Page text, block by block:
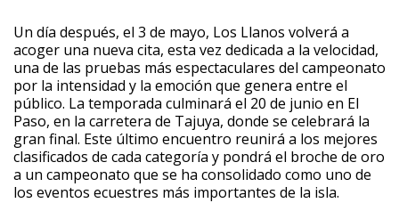
Un día después, el 3 de mayo, Los Llanos volverá a
acoger una nueva cita, esta vez dedicada a la velocidad,
una de las pruebas más espectaculares del campeonato
por la intensidad y la emoción que genera entre el
público. La temporada culminará el 20 de junio en El
Paso, en la carretera de Tajuya, donde se celebrará la
gran final. Este último encuentro reunirá a los mejores
clasificados de cada categoría y pondrá el broche de oro
a un campeonato que se ha consolidado como uno de
los eventos ecuestres más importantes de la isla.